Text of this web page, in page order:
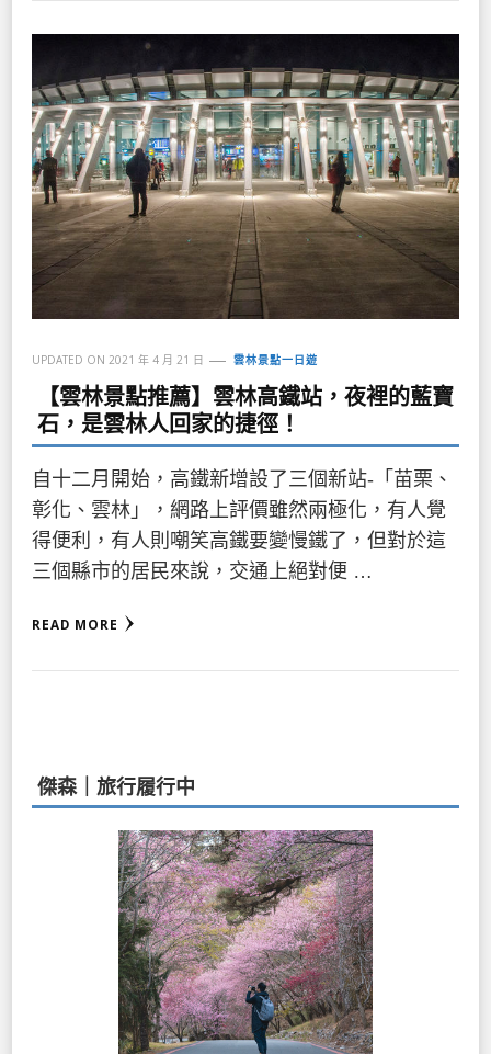
UPDATED ON 2021 年 4 月 21 日 雲林景點一日遊
【雲林景點推薦】雲林高鐵站，夜裡的藍寶
石，是雲林人回家的捷徑！
自十二月開始，高鐵新增設了三個新站-「苗栗、
彰化、雲林」，網路上評價雖然兩極化，有人覺
得便利，有人則嘲笑高鐵要變慢鐵了，但對於這
三個縣市的居民來說，交通上絕對便 …
READ MORE
傑森｜旅行履行中